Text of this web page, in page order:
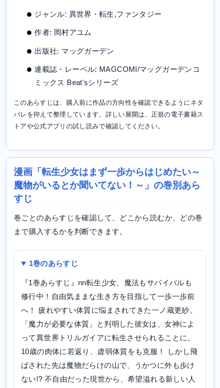
ジャンル: 異世界・転生,ファンタジー
作者: 岡村アユム
出版社: マッグガーデン
連載誌・レーベル: MAGCOMI/マッグガーデンコ
ミックス Beat'sシリーズ
このあらすじは、購入前に作品の方向性を確認できるようにネタ
バレを抑えて整理しています。詳しい展開は、正規の電子書籍ス
トアや公式アプリの試し読みで確認してください。
漫画「転生少女はまず一歩からはじめたい～
魔物がいるとか聞いてない！～」の巻別あら
すじ
巻ごとのあらすじを確認して、どこから読むか、どの巻
まで購入するかを判断できます。
1巻のあらすじ
『1巻あらすじ』nn転生少女、魔法もサバイバルも
修行中！自由気ままな生き方を目指して一歩一歩前
へ！ 疲れやすい体質に悩まされてきた一ノ蔵更紗。
「魔力が必要な体質」と判明した彼女は、女神によ
って異世界トリルガイアに転生させられることに。
10歳の肉体に若返り、虚弱体質をも克服！ しかし飛
ばされた先は魔物だらけの山で、うかつに外も歩け
ない!? 不自由だった現世から、希望溢れる新しい人